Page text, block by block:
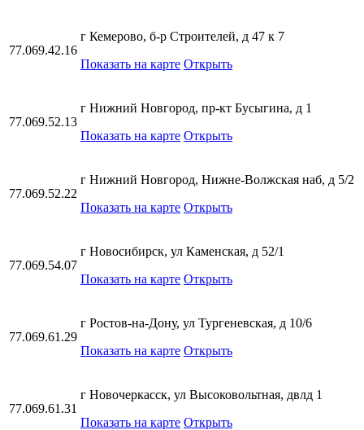
77.069.42.16
г Кемерово, б-р Строителей, д 47 к 7
Показать на карте Открыть
77.069.52.13
г Нижний Новгород, пр-кт Бусыгина, д 1
Показать на карте Открыть
77.069.52.22
г Нижний Новгород, Нижне-Волжская наб, д 5/2
Показать на карте Открыть
77.069.54.07
г Новосибирск, ул Каменская, д 52/1
Показать на карте Открыть
77.069.61.29
г Ростов-на-Дону, ул Тургеневская, д 10/6
Показать на карте Открыть
77.069.61.31
г Новочеркасск, ул Высоковольтная, двлд 1
Показать на карте Открыть